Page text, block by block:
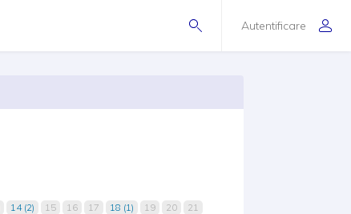
Autentificare
14 (2) 15 16 17 18 (1) 19 20
21